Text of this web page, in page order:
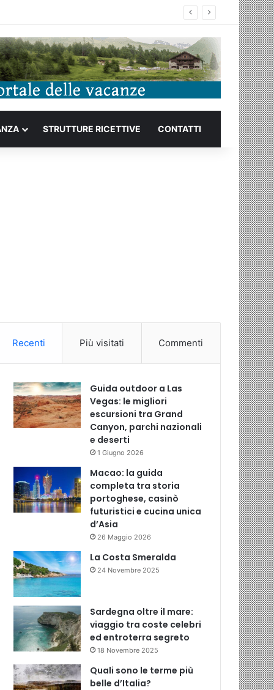
STRUTTURE RICETTIVE CONTATTI
Recenti Più visitati Commenti
Guida outdoor a Las
Vegas: le migliori
escursioni tra Grand
Canyon, parchi nazionali
e deserti
1 Giugno 2026
Macao: la guida
completa tra storia
portoghese, casinò
futuristici e cucina unica
d’Asia
26 Maggio 2026
La Costa Smeralda
24 Novembre 2025
Sardegna oltre il mare:
viaggio tra coste celebri
ed entroterra segreto
18 Novembre 2025
Quali sono le terme più
belle d’Italia?